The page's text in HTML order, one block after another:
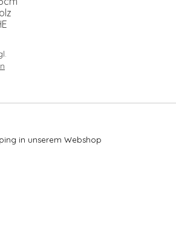
in unserem Webshop